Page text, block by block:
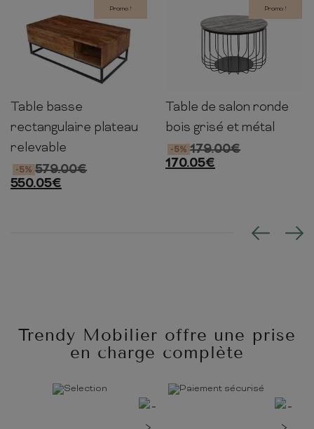
Promo !
40-
110cm
Table basse
rectangulaire plateau
relevable
579.00€
-5%
550.05€
Promo !
40cm 56cm 56cm
Table de salon ronde
bois grisé et métal
179.00€
-5%
170.05€
Trendy Mobilier offre une prise
en charge complète